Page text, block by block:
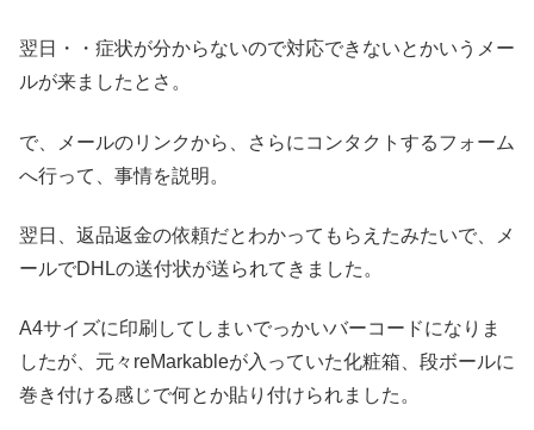
翌日・・症状が分からないので対応できないとかいうメー
ルが来ましたとさ。
で、メールのリンクから、さらにコンタクトするフォーム
へ行って、事情を説明。
翌日、返品返金の依頼だとわかってもらえたみたいで、メ
ールでDHLの送付状が送られてきました。
A4サイズに印刷してしまいでっかいバーコードになりま
したが、元々reMarkableが入っていた化粧箱、段ボールに
巻き付ける感じで何とか貼り付けられました。